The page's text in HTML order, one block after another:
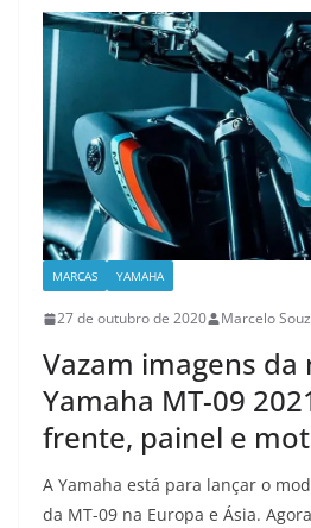
MARCAS YAMAHA
27 de outubro de 2020 Marcelo
Vazam imagens da
Yamaha MT-09
frente, painel e
A Yamaha está para lançar o
da MT-09 na Europa e Ásia.